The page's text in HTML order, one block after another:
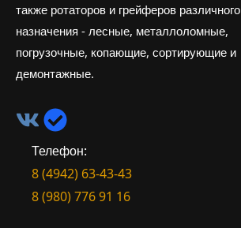
также ротаторов и грейферов различного
назначения - лесные, металлоломные,
погрузочные, копающие, сортирующие и
демонтажные.
Телефон:
8 (4942) 63-43-43
8 (980) 776 91 16